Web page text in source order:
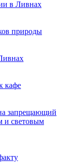
в Ливнах
природы
кафе
запрещающий
и световым